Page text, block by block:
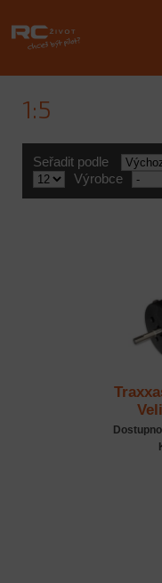
1:5
Seřadit podle
Výrobce